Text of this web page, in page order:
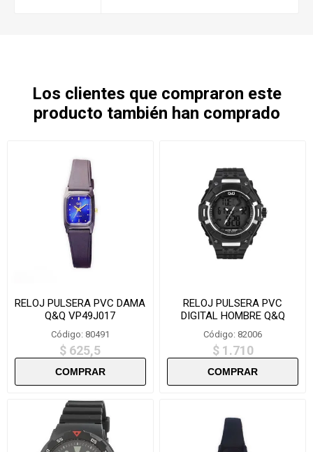
Los clientes que compraron este
producto también han comprado
RELOJ PULSERA PVC DAMA
Q&Q VP49J017
Código: 80491
$ 625,5
RELOJ PULSERA PVC
DIGITAL HOMBRE Q&Q
GW80-003
Código: 82006
$ 1.710